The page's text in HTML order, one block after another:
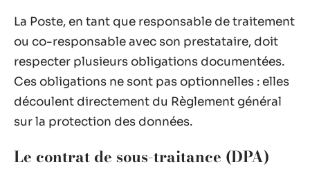
La Poste, en tant que responsable de traitement
ou co-responsable avec son prestataire, doit
respecter plusieurs obligations documentées.
Ces obligations ne sont pas optionnelles : elles
découlent directement du Règlement général
sur la protection des données.
Le contrat de sous-traitance (DPA)